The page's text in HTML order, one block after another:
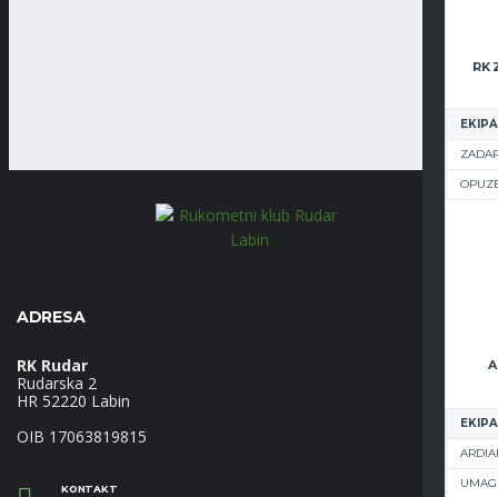
EKIPA
EKIPA
UMAG
ADRESA
RK Rudar
Rudarska 2
HR 52220 Labin
OIB 17063819815
KONTAKT